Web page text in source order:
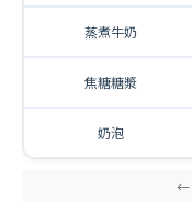
蒸煮牛奶
焦糖糖漿
奶泡